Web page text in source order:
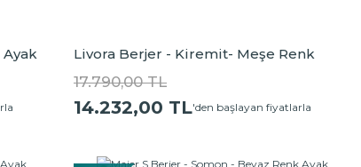
Ayak
Livora Berjer - Kiremit- Meşe Renk
Ayak
17.790,00 TL
14.232,00 TL'den başlayan fiyatlarla